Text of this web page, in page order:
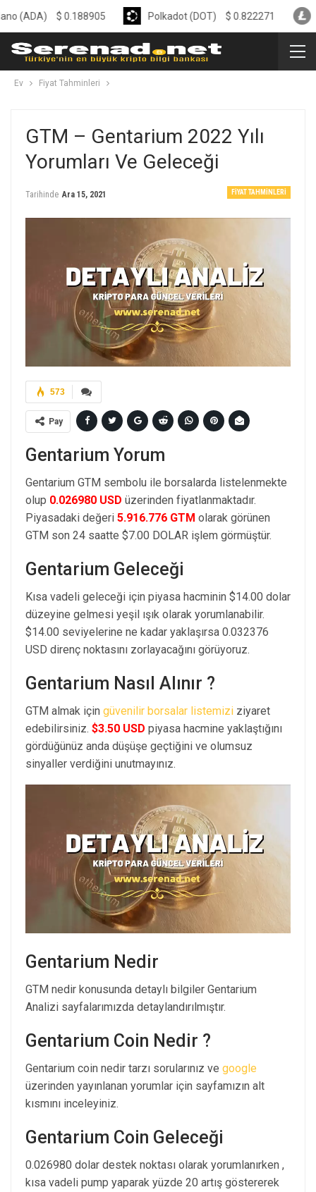
Ev Fiyat Tahminleri
GTM – Gentarium 2022 Yılı
Yorumları Ve Geleceği
FIYAT TAHMINLERI
Tarihinde Ara 15, 2021
573
Pay
Gentarium Yorum
Gentarium GTM sembolu ile borsalarda listelenmekte
olup 0.026980 USD üzerinden fiyatlanmaktadır.
Piyasadaki değeri 5.916.776 GTM olarak görünen
GTM son 24 saatte $7.00 DOLAR işlem görmüştür.
Gentarium Geleceği
Kısa vadeli geleceği için piyasa hacminin $14.00 dolar
düzeyine gelmesi yeşil ışık olarak yorumlanabilir.
$14.00 seviyelerine ne kadar yaklaşırsa 0.032376
USD direnç noktasını zorlayacağını görüyoruz.
Gentarium Nasıl Alınır ?
GTM almak için güvenilir borsalar listemizi ziyaret
edebilirsiniz. $3.50 USD piyasa hacmine yaklaştığını
gördüğünüz anda düşüşe geçtiğini ve olumsuz
sinyaller verdiğini unutmayınız.
Gentarium Nedir
GTM nedir konusunda detaylı bilgiler Gentarium
Analizi sayfalarımızda detaylandırılmıştır.
Gentarium Coin Nedir ?
Gentarium coin nedir tarzı sorularınız ve google
üzerinden yayınlanan yorumlar için sayfamızın alt
kısmını inceleyiniz.
Gentarium Coin Geleceği
0.026980 dolar destek noktası olarak yorumlanırken ,
kısa vadeli pump yaparak yüzde 20 artış göstererek
$0.188905 Polkadot (DOT) $0.822271